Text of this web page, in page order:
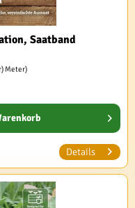
Saatband
Meter)
Details